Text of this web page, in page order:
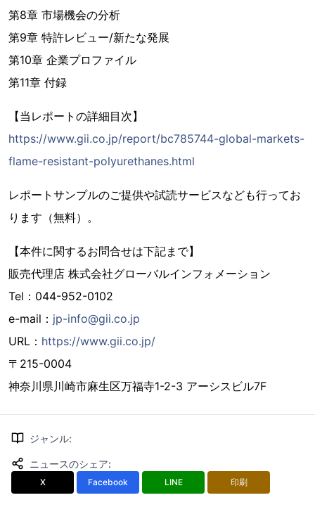
第8章 市場機会の分析
第9章 特許レビュー/新たな発展
第10章 企業プロファイル
第11章 付録
【当レポートの詳細目次】
https://www.gii.co.jp/report/bc785744-global-markets-
flame-resistant-polyurethanes.html
レポートサンプルのご提供や試読サービスなども行ってお
ります（無料）。
【本件に関するお問合せは下記まで】
販売代理店 株式会社グローバルインフォメーション
Tel：044-952-0102
e-mail： jp-info@gii.co.jp
URL： https://www.gii.co.jp/
〒215-0004
神奈川県川崎市麻生区万福寺1-2-3 アーシスビル7F
ジャンル:
ニュースのシェア:
X Facebook LINE 印刷